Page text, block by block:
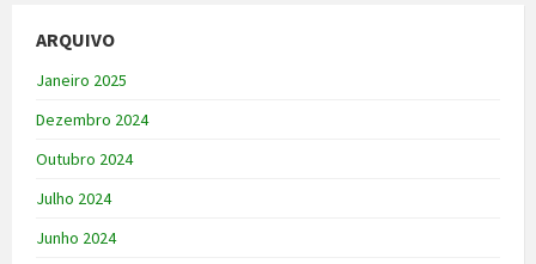
ARQUIVO
Janeiro 2025
Dezembro 2024
Outubro 2024
Julho 2024
Junho 2024